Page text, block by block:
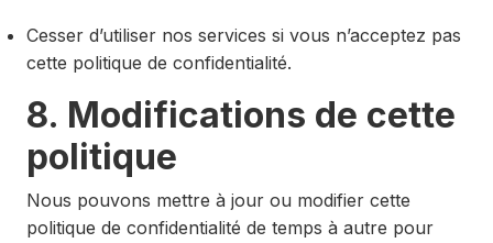
Cesser d’utiliser nos services si vous n’acceptez pas
cette politique de confidentialité.
8. Modifications de cette
politique
Nous pouvons mettre à jour ou modifier cette
politique de confidentialité de temps à autre pour